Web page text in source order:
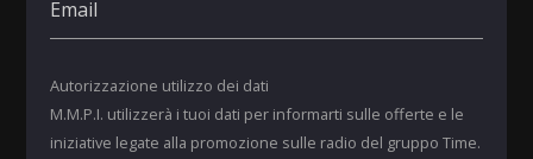
Autorizzazione utilizzo dei dati
M.M.P.I. utilizzerà i tuoi dati per informarti sulle offerte e le
iniziative legate alla promozione sulle radio del gruppo Time.